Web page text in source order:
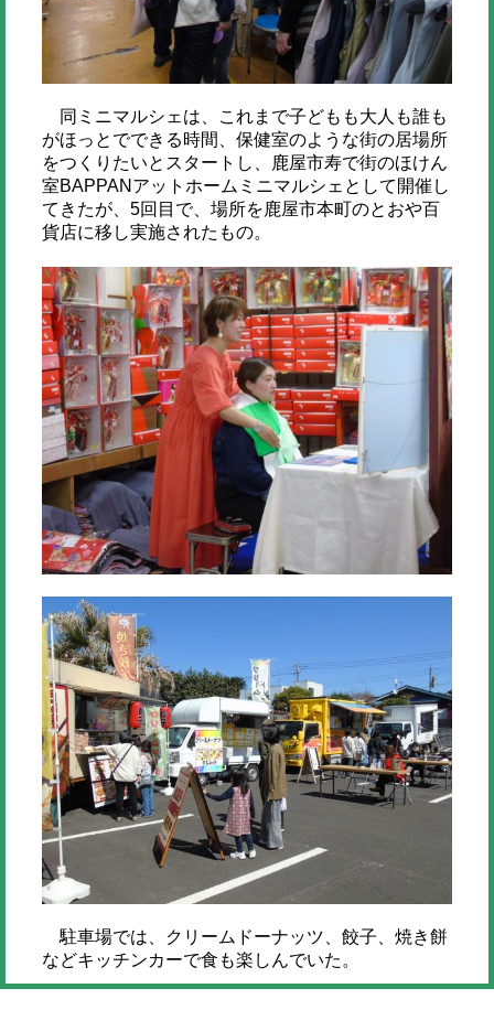
同ミニマルシェは、これまで子どもも大人も誰も
がほっとでできる時間、保健室のような街の居場所
をつくりたいとスタートし、鹿屋市寿で街のほけん
室BAPPANアットホームミニマルシェとして開催し
てきたが、5回目で、場所を鹿屋市本町のとおや百
貨店に移し実施されたもの。
駐車場では、クリームドーナッツ、餃子、焼き餅
などキッチンカーで食も楽しんでいた。